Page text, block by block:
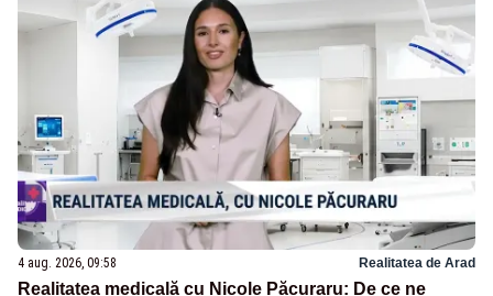
4 aug. 2026, 09:58 Realitatea de Arad
Realitatea medicală cu Nicole Păcuraru: De ce ne